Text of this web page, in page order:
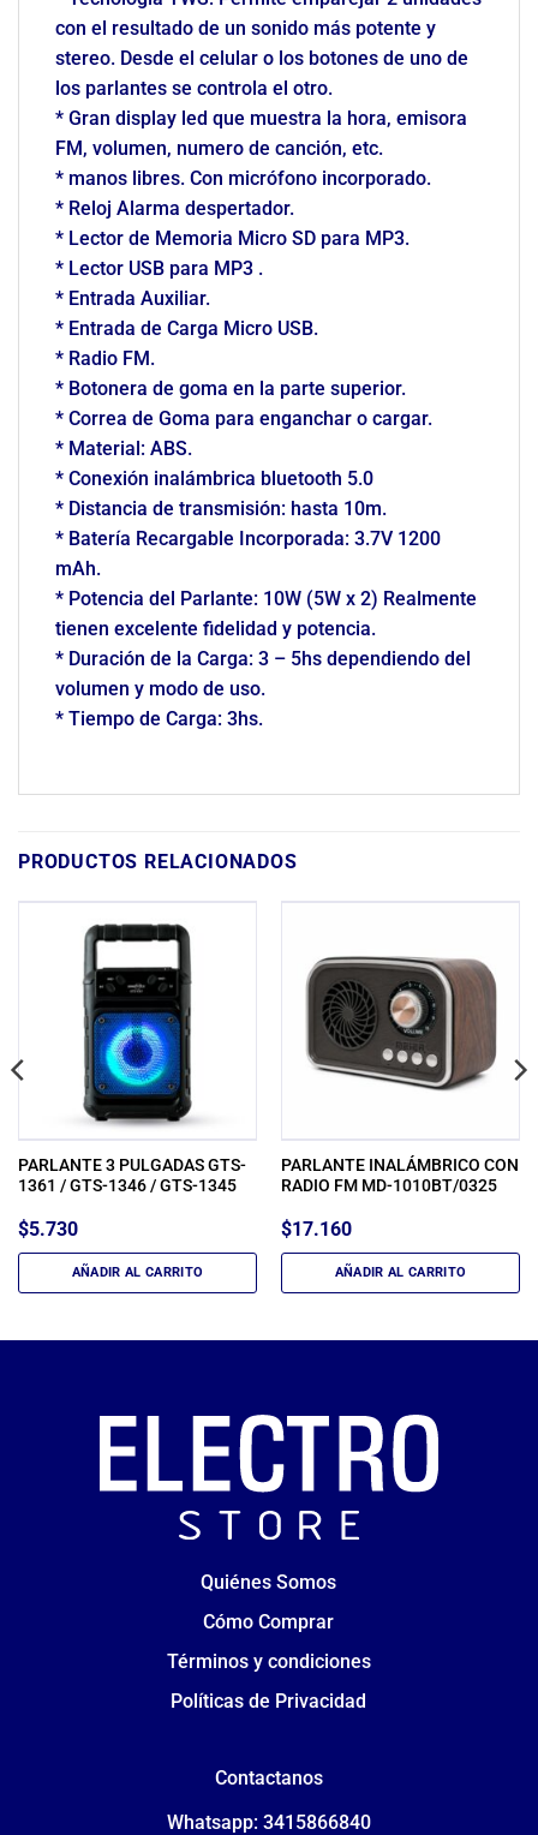
con el resultado de un sonido más potente y
stereo. Desde el celular o los botones de uno de
los parlantes se controla el otro.
* Gran display led que muestra la hora, emisora
FM, volumen, numero de canción, etc.
* manos libres. Con micrófono incorporado.
* Reloj Alarma despertador.
* Lector de Memoria Micro SD para MP3.
* Lector USB para MP3 .
* Entrada Auxiliar.
* Entrada de Carga Micro USB.
* Radio FM.
* Botonera de goma en la parte superior.
* Correa de Goma para enganchar o cargar.
* Material: ABS.
* Conexión inalámbrica bluetooth 5.0
* Distancia de transmisión: hasta 10m.
* Batería Recargable Incorporada: 3.7V 1200
mAh.
* Potencia del Parlante: 10W (5W x 2) Realmente
tienen excelente fidelidad y potencia.
* Duración de la Carga: 3 – 5hs dependiendo del
volumen y modo de uso.
* Tiempo de Carga: 3hs.
PRODUCTOS RELACIONADOS
PARLANTE 3 PULGADAS GTS-
1361 / GTS-1346 / GTS-1345
$5.730
AÑADIR AL CARRITO
PARLANTE INALÁMBRICO CON
RADIO FM MD-1010BT/0325
$17.160
AÑADIR AL CARRITO
Quiénes Somos
Cómo Comprar
Términos y condiciones
Políticas de Privacidad
Contactanos
Whatsapp: 3415866840